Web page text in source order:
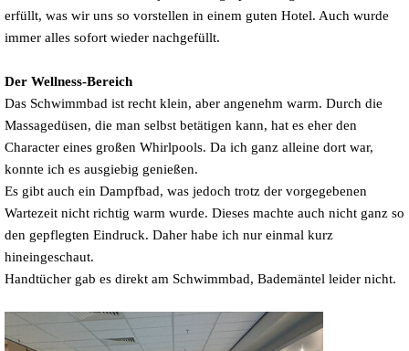
erfüllt, was wir uns so vorstellen in einem guten Hotel. Auch wurde
immer alles sofort wieder nachgefüllt.
Der Wellness-Bereich
Das Schwimmbad ist recht klein, aber angenehm warm. Durch die
Massagedüsen, die man selbst betätigen kann, hat es eher den
Character eines großen Whirlpools. Da ich ganz alleine dort war,
konnte ich es ausgiebig genießen.
Es gibt auch ein Dampfbad, was jedoch trotz der vorgegebenen
Wartezeit nicht richtig warm wurde. Dieses machte auch nicht ganz so
den gepflegten Eindruck. Daher habe ich nur einmal kurz
hineingeschaut.
Handtücher gab es direkt am Schwimmbad, Bademäntel leider nicht.